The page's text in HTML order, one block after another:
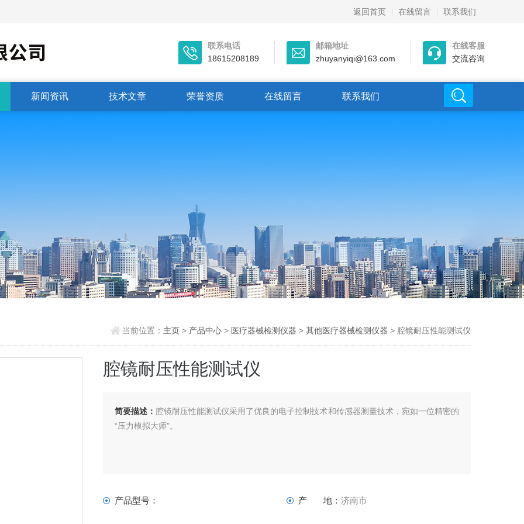
返回首页 在线留言 联系我们
联系电话
18615208189
邮箱地址
zhuyanyiqi@163.com
在线客服
交流咨询
新闻资讯 技术文章 荣誉资质 在线留言 联系我们
当前位置： 主页 > 产品中心> 医疗器械检测仪器 > 其他医疗器械检测仪器 > 腔镜耐压性能测试仪
腔镜耐压性能测试仪
简要描述： 腔镜耐压性能测试仪采用了优良的电子控制技术和传感器测量技术，宛如一位精密的
“压力模拟大师"。
产品型号： 产 地：济南市